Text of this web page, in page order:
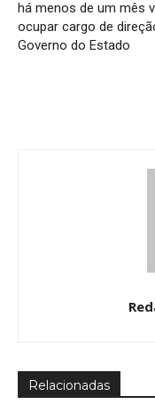
há menos de um mês
ocupar cargo de
Governo do Estado
Relacionadas